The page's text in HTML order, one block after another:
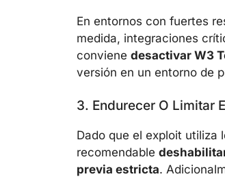
En entornos con fuertes
medida, integraciones
conviene desactivar W3
versión en un entorno de
3. Endurecer O Limitar
Dado que el exploit utiliza
recomendable
previa estricta.